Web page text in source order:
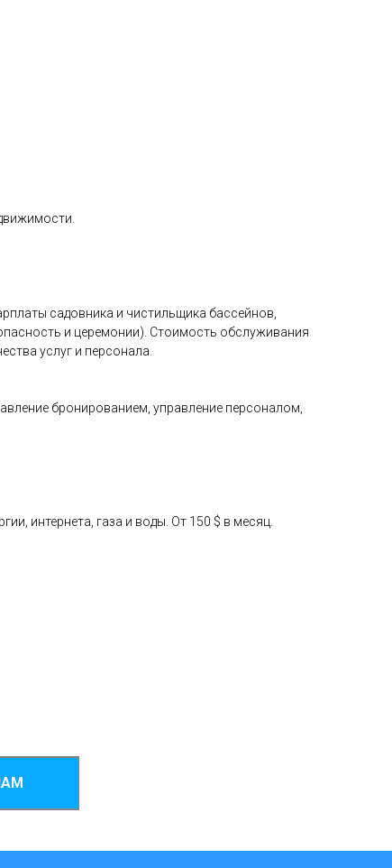
садовника и чистильщика бассейнов,
и церемонии). Стоимость обслуживания
услуг и персонала.
бронированием, управление персоналом,
интернета, газа и воды. От 150 $ в месяц.